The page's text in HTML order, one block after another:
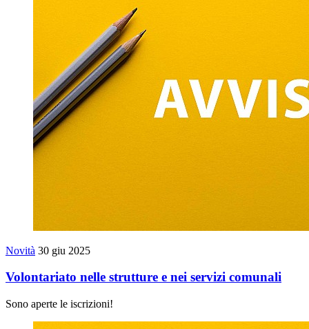
Novità 30 giu 2025
Volontariato nelle strutture e nei servizi comunali
Sono aperte le iscrizioni!